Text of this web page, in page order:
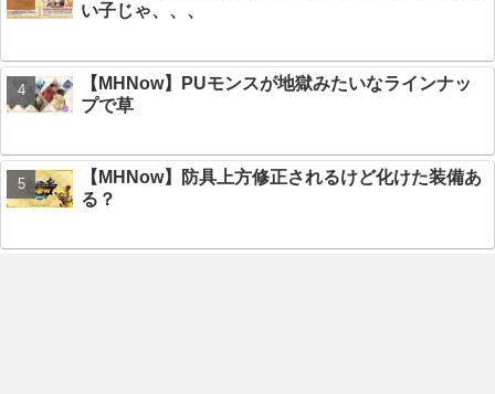
い子じゃ、、、
【MHNow】PUモンスが地獄みたいなラインナッ
プで草
【MHNow】防具上方修正されるけど化けた装備あ
る？